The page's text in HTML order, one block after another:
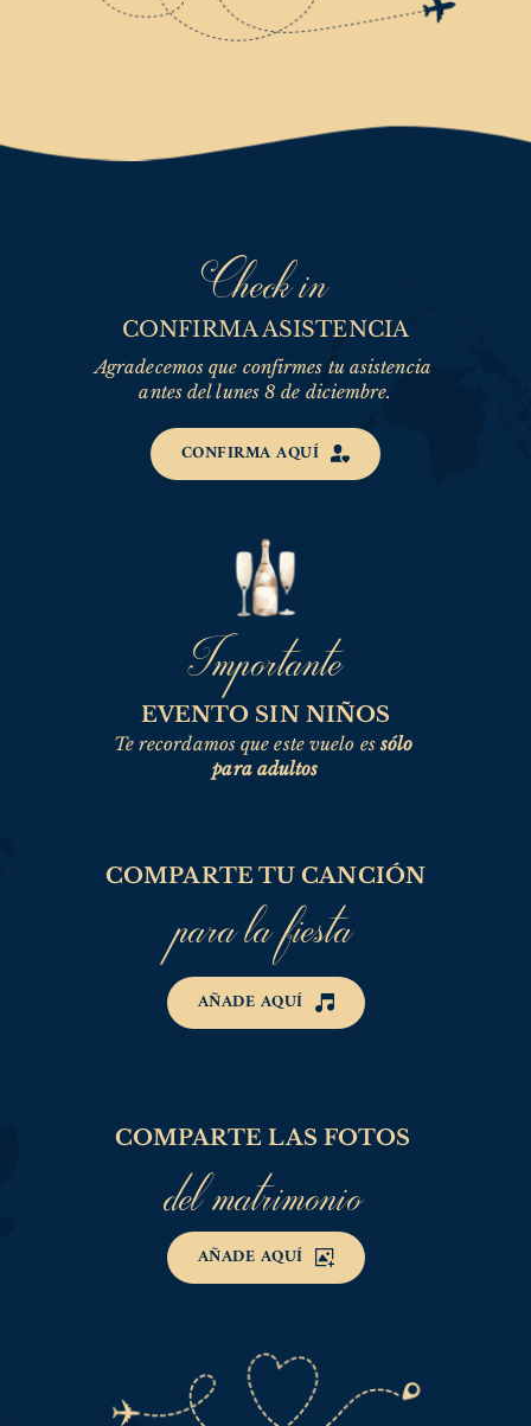
Check in
CONFIRMA ASISTENCIA
Agradecemos que confirmes tu asistencia
antes del lunes 8 de diciembre.
CONFIRMA AQUÍ
Importante
EVENTO SIN NIÑOS
Te recordamos que este vuelo es sólo
para adultos
COMPARTE TU CANCIÓN
para la fiesta
AÑADE AQUÍ
COMPARTE LAS FOTOS
del matrimonio
AÑADE AQUÍ